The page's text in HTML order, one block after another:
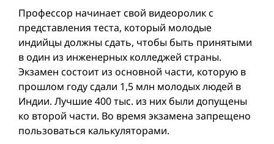
Профессор начинает свой видеоролик с
представления теста, который молодые
индийцы должны сдать, чтобы быть принятыми
в один из инженерных колледжей страны.
Экзамен состоит из основной части, которую в
прошлом году сдали 1,5 млн молодых людей в
Индии. Лучшие 400 тыс. из них были допущены
ко второй части. Во время экзамена запрещено
пользоваться калькуляторами.